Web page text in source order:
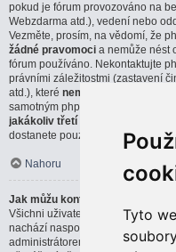
Tyto
pokud je fórum provozováno na
Webzdarma atd.), vedení nebo
Vezměte, prosím, na vědomí, že
žádné pravomoci a nemůže nést
fórum používáno. Nekontaktujte
právními záležitostmi (zastavení
atd.), které nemají přímou
samotným phpBB softwarem.
jakákoliv třetí strany
dostanete pouze strohou, nebo
Nahoru
Jak můžu kontaktovat
Všichni uživatelé fóra můžou
nachází naspodu všech stránek,
administrátorem fóra.